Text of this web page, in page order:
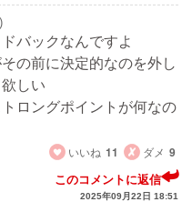
バックなんですよ
の前に決定的なのを外し
しい
ロングポイントが何なの
いいね 11 ダメ 9
このコメントに返信
2025年09月22日 18:51